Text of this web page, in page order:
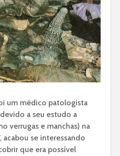
um médico patologista
a seu estudo a
verrugas e manchas) na
acabou se interessando
que era possível